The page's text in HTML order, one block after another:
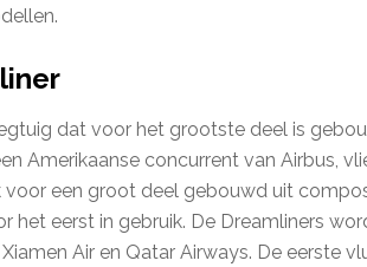
dat voor het grootste deel is
Amerikaanse concurrent van Airbus,
voor een groot deel gebouwd uit
het eerst in gebruik. De Dreamliners
Air en Qatar Airways. De eerste